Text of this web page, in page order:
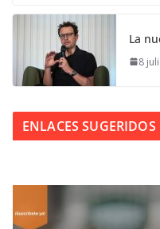
La
8
ENLACES SUGERIDOS